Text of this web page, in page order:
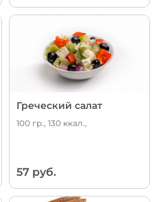
Греческий салат
100 гр., 130 ккал.,
57 руб.